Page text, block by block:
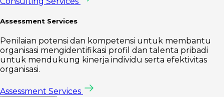
Assessment Services
Penilaian potensi dan kompetensi untuk membantu
organisasi mengidentifikasi profil dan talenta pribadi
untuk mendukung kinerja individu serta efektivitas
organisasi.
Assessment Services